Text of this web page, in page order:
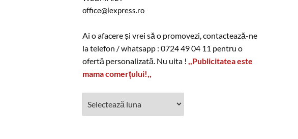
office@lexpress.ro
Ai o afacere și vrei să o promovezi, contactează-ne
la telefon / whatsapp : 0724 49 04 11 pentru o
ofertă personalizată. Nu uita ! ,,Publicitatea este
mama comerțului!,,